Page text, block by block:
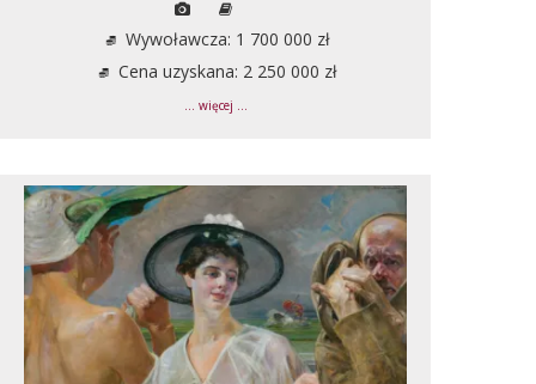
Wywoławcza: 1 700 000 zł
Cena uzyskana: 2 250 000 zł
... więcej ...